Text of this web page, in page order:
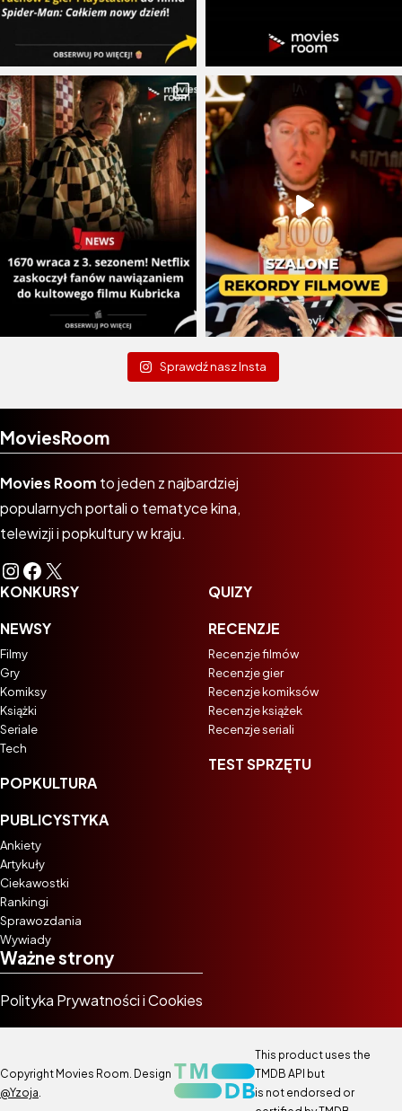
Sprawdź nasz Insta
MoviesRoom
Movies Room to jeden z najbardziej
popularnych portali o tematyce kina,
telewizji i popkultury w kraju.
Instagram
Facebook
X
KONKURSY
NEWSY
Filmy
Gry
Komiksy
Książki
Seriale
Tech
POPKULTURA
PUBLICYSTYKA
Ankiety
Artykuły
Ciekawostki
Rankingi
Sprawozdania
Wywiady
QUIZY
RECENZJE
Recenzje filmów
Recenzje gier
Recenzje komiksów
Recenzje książek
Recenzje seriali
TEST SPRZĘTU
Ważne strony
Polityka Prywatności i Cookies
Copyright Movies Room. Design
@Yzoja.
This product uses the
TMDB API but
is not endorsed or